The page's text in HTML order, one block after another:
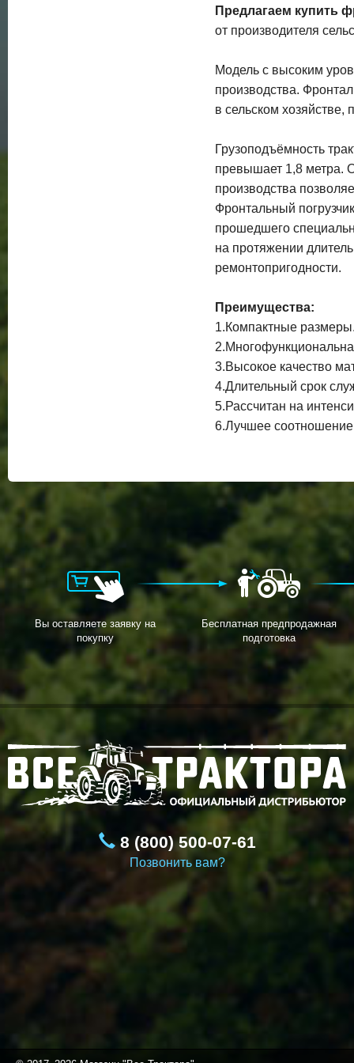
Предлагаем купить
от производителя
Модель с высоким
производства.
в сельском хозяйстве,
Грузоподъёмность
превышает 1,8 метра.
производства
Фронтальный
прошедшего
на протяжении
ремонтопригодности.
Преимущества:
1.Компактные
3.Высокое качество
4.Длительный срок
5.Рассчитан на
6.Лучшее
Вы оставляете заявку на
покупку
Бесплатная предпродажная
подготовка
8 (800) 500-07-61
Позвонить вам?